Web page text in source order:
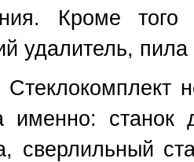
Кроме того
удалитель,
не
именно: станок
сверлильный